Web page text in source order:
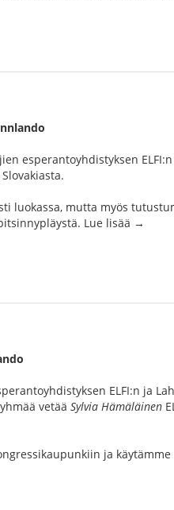
esperantoyhdistyksen ELFI:n
Slovakiasta.
luokassa, mutta myös
Lue lisää →
ELFI:n ja
vetää Sylvia Hämäläinen
ja